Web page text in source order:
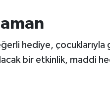
hediye, çocuklarıyla
bir etkinlik, maddi